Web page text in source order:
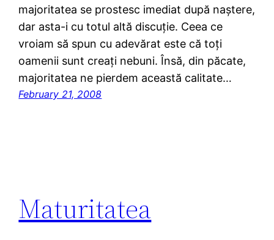
majoritatea se prostesc imediat după naștere,
dar asta-i cu totul altă discuție. Ceea ce
vroiam să spun cu adevărat este că toți
oamenii sunt creați nebuni. Însă, din păcate,
majoritatea ne pierdem această calitate…
February 21, 2008
Maturitatea